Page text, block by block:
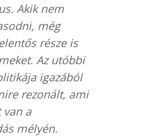
Akik nem
még
része is
Az utóbbi
igazából
rezonált, ami
a
mélyén.